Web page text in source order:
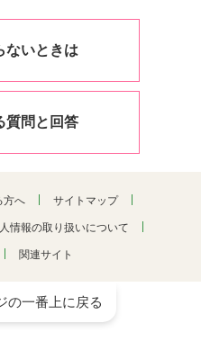
ないときは
質問と回答
方へ サイトマップ
情報の取り扱いについて
関連サイト
の一番上に戻る